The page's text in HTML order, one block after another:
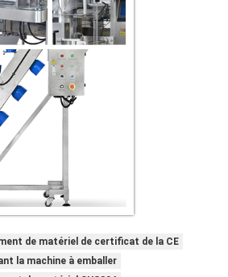
de matériel de certificat de la CE
la machine à emballer